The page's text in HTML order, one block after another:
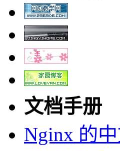
文档手册
Nginx 的